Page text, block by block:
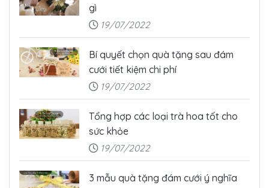
gì
19/07/2022
Bí quyết chọn quà tặng sau đám
cưới tiết kiệm chi phí
19/07/2022
Tổng hợp các loại trà hoa tốt cho
sức khỏe
19/07/2022
3 mẫu quà tặng đám cưới ý nghĩa